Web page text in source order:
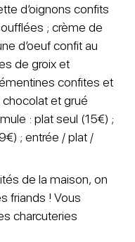
d’oignons confits
; crème de
d’oeuf confit au
de groix et
confites et
et grué
: plat seul (15€) ;
; entrée / plat /
de la maison, on
friands ! Vous
charcuteries